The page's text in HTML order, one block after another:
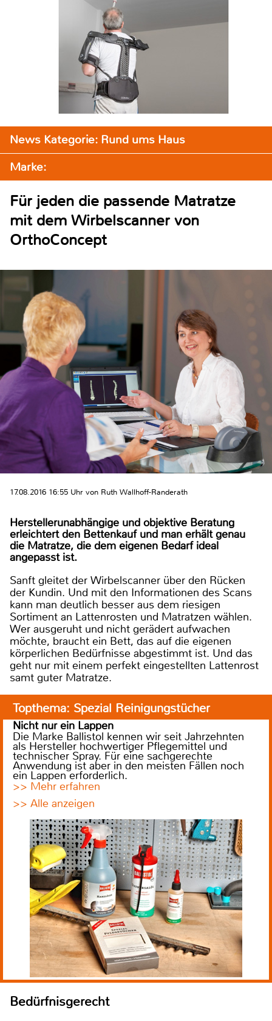
News Kategorie: Rund ums Haus
Marke:
Für jeden die passende Matratze
mit dem Wirbelscanner von
OrthoConcept
17.08.2016 16:55 Uhr von Ruth Wallhoff-Randerath
Herstellerunabhängige und objektive Beratung
erleichtert den Bettenkauf und man erhält genau
die Matratze, die dem eigenen Bedarf ideal
angepasst ist.
Sanft gleitet der Wirbelscanner über den Rücken
der Kundin. Und mit den Informationen des Scans
kann man deutlich besser aus dem riesigen
Sortiment an Lattenrosten und Matratzen wählen.
Wer ausgeruht und nicht gerädert aufwachen
möchte, braucht ein Bett, das auf die eigenen
körperlichen Bedürfnisse abgestimmt ist. Und das
geht nur mit einem perfekt eingestellten Lattenrost
samt guter Matratze.
Topthema: Spezial Reinigungstücher
Nicht nur ein Lappen
Die Marke Ballistol kennen wir seit Jahrzehnten
als Hersteller hochwertiger Pflegemittel und
technischer Spray. Für eine sachgerechte
Anwendung ist aber in den meisten Fällen noch
ein Lappen erforderlich.
>> Mehr erfahren
>> Alle anzeigen
Bedürfnisgerecht